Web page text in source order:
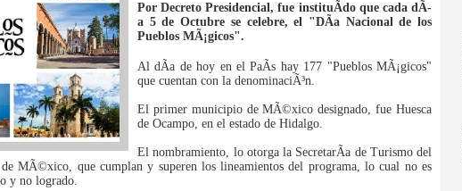
Por Decreto Presidencial, fue instituÃ­do que cada dÃ­
a 5 de Octubre se celebre, el "DÃ­a Nacional de los
Pueblos MÃ¡gicos".
Al dÃ­a de hoy en el PaÃ­s hay 177 "Pueblos MÃ¡gicos"
que cuentan con la denominaciÃ³n.
El primer municipio de MÃ©xico designado, fue Huesca
de Ocampo, en el estado de Hidalgo.
El nombramiento, lo otorga la SecretarÃ­a de Turismo del
MÃ©xico, que cumplan y superen los lineamientos del programa, lo cual no es
y no logrado.